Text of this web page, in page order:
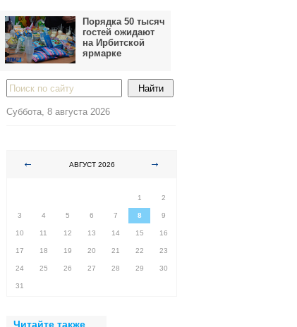
Порядка 50 тысяч
гостей ожидают
на Ирбитской
ярмарке
Суббота, 8 августа 2026
АВГУСТ 2026
1
2
3 4 5 6 7 8 9
10 11 12 13 14 15 16
17 18 19 20 21 22 23
24 25 26 27 28 29 30
31
Читайте также